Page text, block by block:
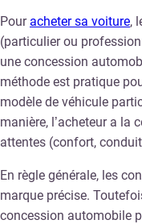
Pour acheter sa voiture,
(particulier ou
une concession
méthode est pratique
modèle de véhicule
manière, l’acheteur a la
attentes (confort,
En règle générale, les
marque précise.
concession automobile